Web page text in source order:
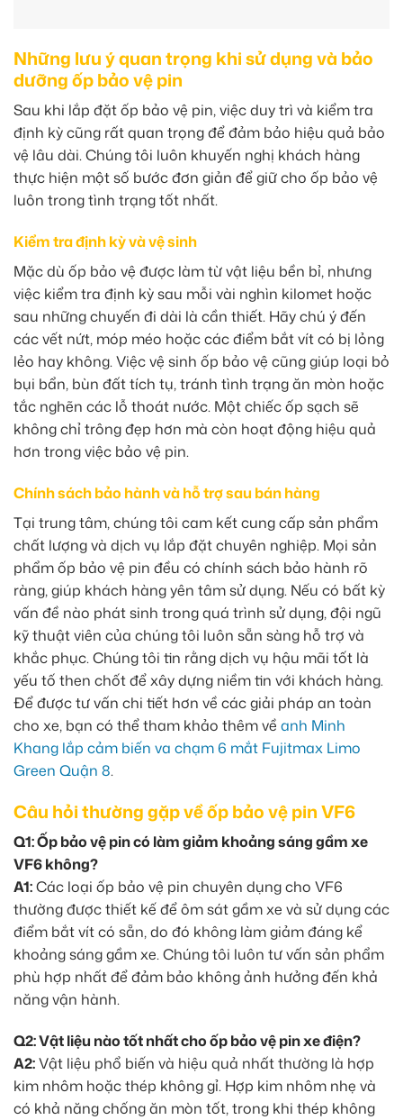
Những lưu ý quan trọng khi sử dụng và bảo
dưỡng ốp bảo vệ pin
Sau khi lắp đặt ốp bảo vệ pin, việc duy trì và kiểm tra
định kỳ cũng rất quan trọng để đảm bảo hiệu quả bảo
vệ lâu dài. Chúng tôi luôn khuyến nghị khách hàng
thực hiện một số bước đơn giản để giữ cho ốp bảo vệ
luôn trong tình trạng tốt nhất.
Kiểm tra định kỳ và vệ sinh
Mặc dù ốp bảo vệ được làm từ vật liệu bền bỉ, nhưng
việc kiểm tra định kỳ sau mỗi vài nghìn kilomet hoặc
sau những chuyến đi dài là cần thiết. Hãy chú ý đến
các vết nứt, móp méo hoặc các điểm bắt vít có bị lỏng
lẻo hay không. Việc vệ sinh ốp bảo vệ cũng giúp loại bỏ
bụi bẩn, bùn đất tích tụ, tránh tình trạng ăn mòn hoặc
tắc nghẽn các lỗ thoát nước. Một chiếc ốp sạch sẽ
không chỉ trông đẹp hơn mà còn hoạt động hiệu quả
hơn trong việc bảo vệ pin.
Chính sách bảo hành và hỗ trợ sau bán hàng
Tại trung tâm, chúng tôi cam kết cung cấp sản phẩm
chất lượng và dịch vụ lắp đặt chuyên nghiệp. Mọi sản
phẩm ốp bảo vệ pin đều có chính sách bảo hành rõ
ràng, giúp khách hàng yên tâm sử dụng. Nếu có bất kỳ
vấn đề nào phát sinh trong quá trình sử dụng, đội ngũ
kỹ thuật viên của chúng tôi luôn sẵn sàng hỗ trợ và
khắc phục. Chúng tôi tin rằng dịch vụ hậu mãi tốt là
yếu tố then chốt để xây dựng niềm tin với khách hàng.
Để được tư vấn chi tiết hơn về các giải pháp an toàn
cho xe, bạn có thể tham khảo thêm về anh Minh
Khang lắp cảm biến va chạm 6 mắt Fujitmax Limo
Green Quận 8.
Câu hỏi thường gặp về ốp bảo vệ pin VF6
Q1: Ốp bảo vệ pin có làm giảm khoảng sáng gầm xe
VF6 không?
A1:Các loại ốp bảo vệ pin chuyên dụng cho VF6
thường được thiết kế để ôm sát gầm xe và sử dụng các
điểm bắt vít có sẵn, do đó không làm giảm đáng kể
khoảng sáng gầm xe. Chúng tôi luôn tư vấn sản phẩm
phù hợp nhất để đảm bảo không ảnh hưởng đến khả
năng vận hành.
Q2: Vật liệu nào tốt nhất cho ốp bảo vệ pin xe điện?
A2:Vật liệu phổ biến và hiệu quả nhất thường là hợp
kim nhôm hoặc thép không gỉ. Hợp kim nhôm nhẹ và
có khả năng chống ăn mòn tốt, trong khi thép không